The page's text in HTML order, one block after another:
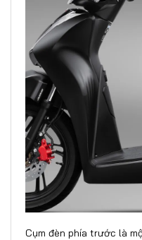
Cụm đèn phía trước là